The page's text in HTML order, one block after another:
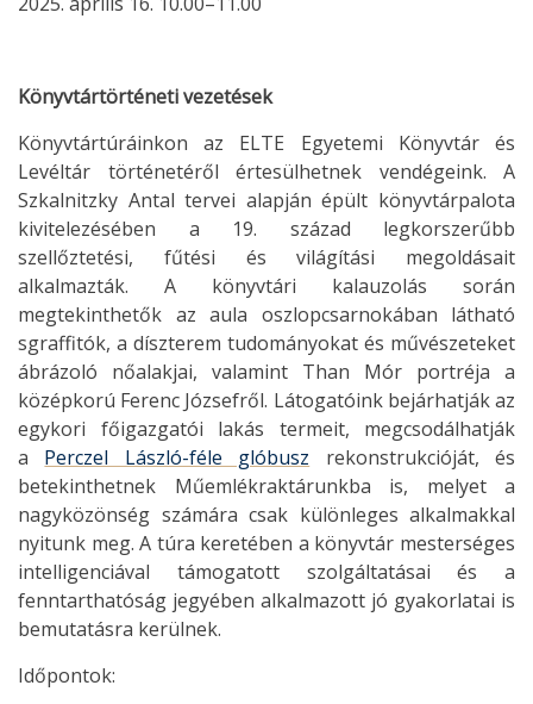
Könyvtártörténeti vezetések
Könyvtártúráinkon az ELTE Egyetemi Könyvtár és
Levéltár történetéről értesülhetnek vendégeink. A
Szkalnitzky Antal tervei alapján épült könyvtárpalota
kivitelezésében a 19. század legkorszerűbb
szellőztetési, fűtési és világítási megoldásait
alkalmazták. A könyvtári kalauzolás során
megtekinthetők az aula oszlopcsarnokában látható
sgraffitók, a díszterem tudományokat és művészeteket
ábrázoló nőalakjai, valamint Than Mór portréja a
középkorú Ferenc Józsefről. Látogatóink bejárhatják az
egykori főigazgatói lakás termeit, megcsodálhatják
a Perczel László-féle glóbusz rekonstrukcióját, és
betekinthetnek Műemlékraktárunkba is, melyet a
nagyközönség számára csak különleges alkalmakkal
nyitunk meg. A túra keretében a könyvtár mesterséges
intelligenciával támogatott szolgáltatásai és a
fenntarthatóság jegyében alkalmazott jó gyakorlatai is
bemutatásra kerülnek.
Időpontok: